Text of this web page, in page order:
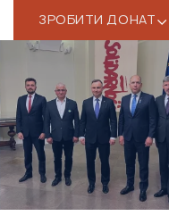
ЗРОБИТИ ДОНАТ‹